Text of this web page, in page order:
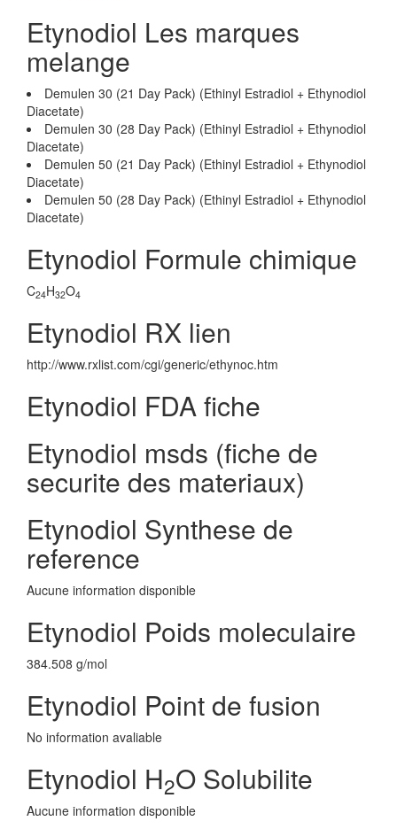
Etynodiol Les marques
melange
Demulen 30 (21 Day Pack) (Ethinyl Estradiol + Ethynodiol
Diacetate)
Demulen 30 (28 Day Pack) (Ethinyl Estradiol + Ethynodiol
Diacetate)
Demulen 50 (21 Day Pack) (Ethinyl Estradiol + Ethynodiol
Diacetate)
Demulen 50 (28 Day Pack) (Ethinyl Estradiol + Ethynodiol
Diacetate)
Etynodiol Formule chimique
C24H32O4
Etynodiol RX lien
http://www.rxlist.com/cgi/generic/ethynoc.htm
Etynodiol FDA fiche
Etynodiol msds (fiche de
securite des materiaux)
Etynodiol Synthese de
reference
Aucune information disponible
Etynodiol Poids moleculaire
384.508 g/mol
Etynodiol Point de fusion
No information avaliable
Etynodiol H2O Solubilite
Aucune information disponible